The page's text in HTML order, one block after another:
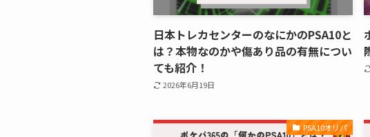
日本トレカセンターのなにかのPSA10と
は？本物なのかや傷あり品の有無につい
ても紹介！
2026年6月19日
PSA10オリパ